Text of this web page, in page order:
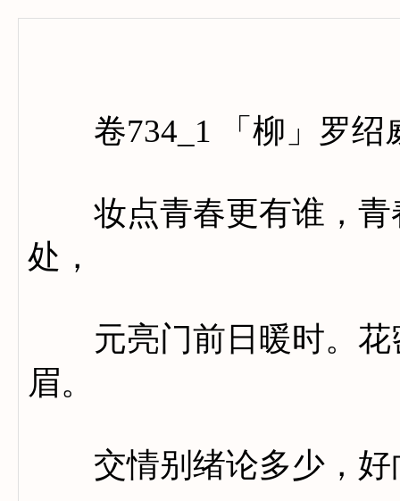
卷734_1 「柳」罗绍
妆点青春更有谁，青
处，
元亮门前日暖时。花
眉。
交情别绪论多少，好